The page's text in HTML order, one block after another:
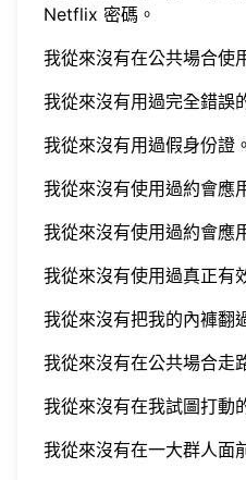
Netflix 密碼。
我從來沒有在公共場合使
我從來沒有用過完全錯誤
我從來沒有用過假身份證。
我從來沒有使用過約會應
我從來沒有使用過約會應
我從來沒有使用過真正有
我從來沒有把我的內褲翻
我從來沒有在公共場合走
我從來沒有在我試圖打動
我從來沒有在一大群人面